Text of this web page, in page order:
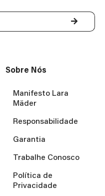
Sobre Nós
Manifesto Lara
Mäder
Responsabilidade
Garantia
Trabalhe Conosco
Política de
Privacidade